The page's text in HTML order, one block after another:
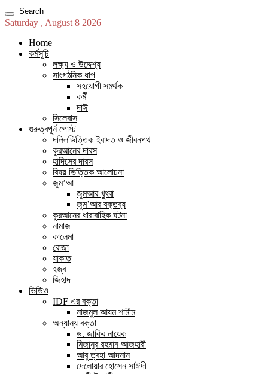
Saturday , August 8 2026
Home
কর্মসূচি
লক্ষ্য ও উদ্দেশ্য
সাংগঠনিক ধাপ
সহযোগী সমর্থক
কর্মী
দাঈ
সিলেবাস
গুরুত্বপূর্ন পোস্ট
দলিলভিত্তিক ইবাদত ও জীবনপথ
কুরআনের দারস
হাদিসের দারস
বিষয় ভিত্তিক আলোচনা
জুম’আ
জুমআর খুৎবা
জুম’আর বক্তব্য
কুরআনের ধারাবাহিক ঘটনা
নামাজ
কালেমা
রোজা
যাকাত
হজ্ব
জিহাদ
ভিডিও
IDF এর বক্তা
নাজমুল আযম শামীম
অন্যান্য বক্তা
ড. জাকির নায়েক
মিজানুর রহমান আজহারী
আবু ত্বহা আদনান
দেলোয়ার হোসেন সাঈদী